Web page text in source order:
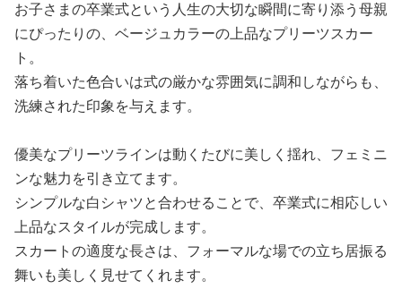
お子さまの卒業式という人生の大切な瞬間に寄り添う母親
にぴったりの、ベージュカラーの上品なプリーツスカー
ト。
落ち着いた色合いは式の厳かな雰囲気に調和しながらも、
洗練された印象を与えます。
優美なプリーツラインは動くたびに美しく揺れ、フェミニ
ンな魅力を引き立てます。
シンプルな白シャツと合わせることで、卒業式に相応しい
上品なスタイルが完成します。
スカートの適度な長さは、フォーマルな場での立ち居振る
舞いも美しく見せてくれます。